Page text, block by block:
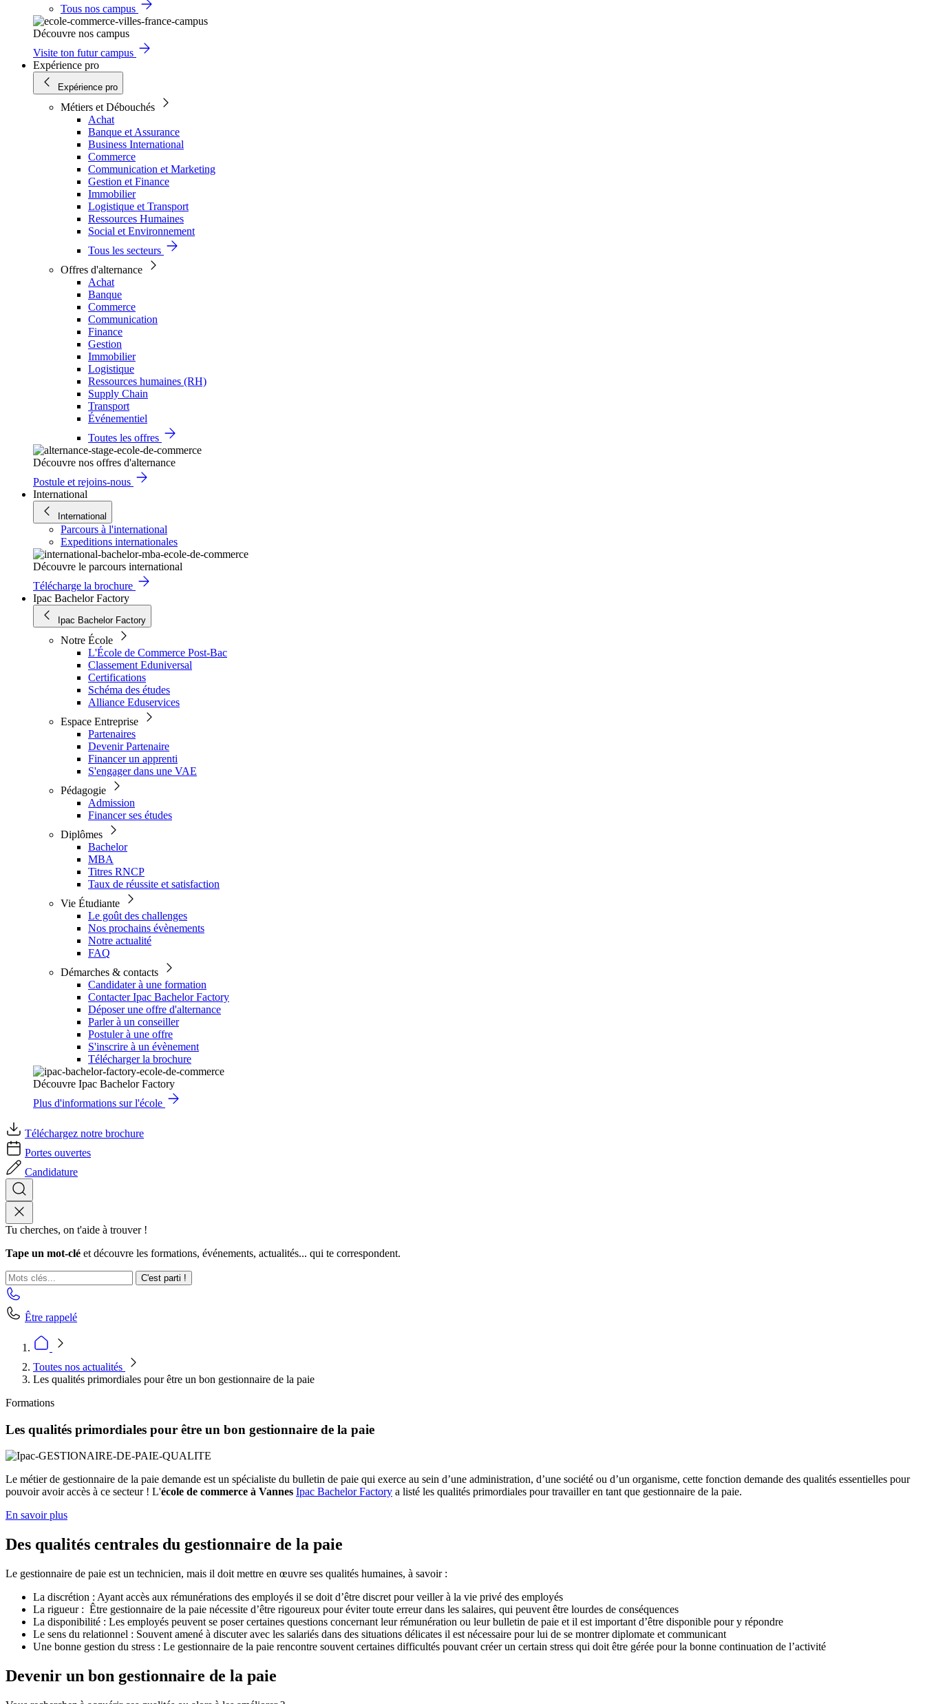
Tous nos campus
Découvre nos campus
Visite ton futur campus
Expérience pro
Expérience pro
Métiers et Débouchés
Achat
Banque et Assurance
Business International
Commerce
Communication et Marketing
Gestion et Finance
Immobilier
Logistique et Transport
Ressources Humaines
Social et Environnement
Tous les secteurs
Offres d'alternance
Achat
Banque
Commerce
Communication
Finance
Gestion
Immobilier
Logistique
Ressources humaines (RH)
Supply Chain
Transport
Événementiel
Toutes les offres
Découvre nos offres d'alternance
Postule et rejoins-nous
International
International
Parcours à l'international
Expeditions internationales
Découvre le parcours international
Télécharge la brochure
Ipac Bachelor Factory
Ipac Bachelor Factory
Notre École
L'École de Commerce Post-Bac
Classement Eduniversal
Certifications
Schéma des études
Alliance Eduservices
Espace Entreprise
Partenaires
Devenir Partenaire
Financer un apprenti
S'engager dans une VAE
Pédagogie
Admission
Financer ses études
Diplômes
Bachelor
MBA
Titres RNCP
Taux de réussite et satisfaction
Vie Étudiante
Le goût des challenges
Nos prochains évènements
Notre actualité
FAQ
Démarches & contacts
Candidater à une formation
Contacter Ipac Bachelor Factory
Déposer une offre d'alternance
Parler à un conseiller
Postuler à une offre
S'inscrire à un évènement
Télécharger la brochure
Découvre Ipac Bachelor Factory
Plus d'informations sur l'école
Téléchargez notre brochure
Portes ouvertes
Candidature
Tu cherches, on t'aide à trouver !
Tape un mot-clé et découvre les formations, événements, actualités... qui te correspondent.
C'est parti !
Être rappelé
Toutes nos actualités
Les qualités primordiales pour être un bon gestionnaire de la paie
Formations
Les qualités primordiales pour être un bon gestionnaire de la paie
Le métier de gestionnaire de la paie demande est un spécialiste du bulletin de paie qui exerce au sein d’une administration, d’une société ou d’un organisme, cette fonction demande des qualités essentielles pour
pouvoir avoir accès à ce secteur ! L'école de commerce à Vannes Ipac Bachelor Factory a listé les qualités primordiales pour travailler en tant que gestionnaire de la paie.
En savoir plus
Des qualités centrales du gestionnaire de la paie
Le gestionnaire de paie est un technicien, mais il doit mettre en œuvre ses qualités humaines, à savoir :
La discrétion : Ayant accès aux rémunérations des employés il se doit d’être discret pour veiller à la vie privé des employés
La rigueur : Être gestionnaire de la paie nécessite d’être rigoureux pour éviter toute erreur dans les salaires, qui peuvent être lourdes de conséquences
La disponibilité : Les employés peuvent se poser certaines questions concernant leur rémunération ou leur bulletin de paie et il est important d’être disponible pour y répondre
Le sens du relationnel : Souvent amené à discuter avec les salariés dans des situations délicates il est nécessaire pour lui de se montrer diplomate et communicant
Une bonne gestion du stress : Le gestionnaire de la paie rencontre souvent certaines difficultés pouvant créer un certain stress qui doit être gérée pour la bonne continuation de l’activité
Devenir un bon gestionnaire de la paie